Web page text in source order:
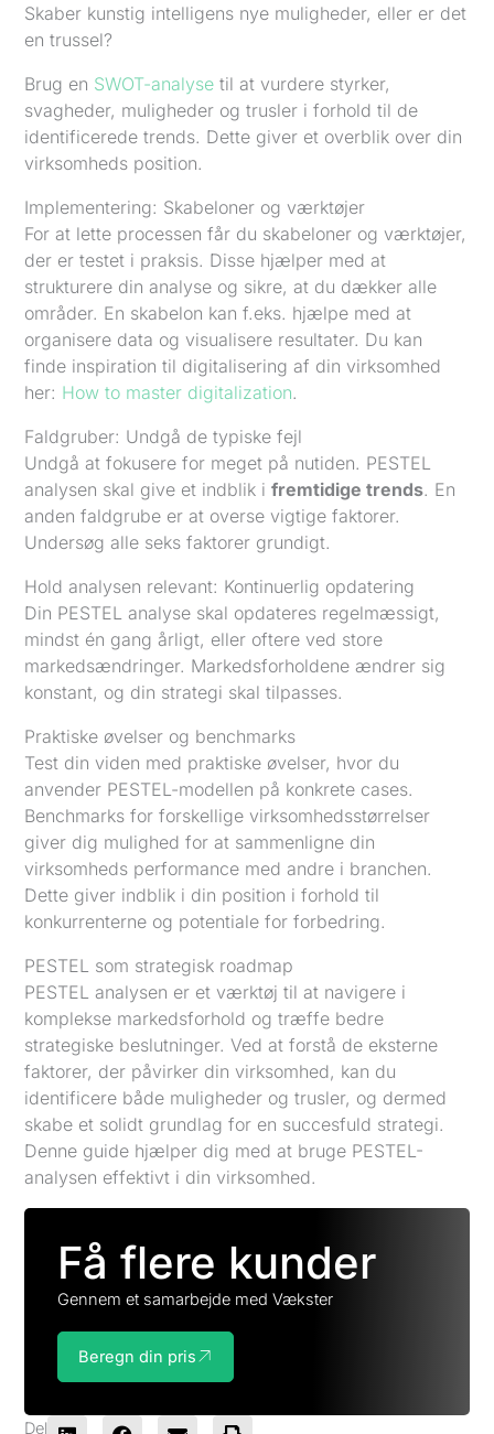
Skaber kunstig intelligens nye muligheder, eller er det
en trussel?
Brug en SWOT-analyse til at vurdere styrker,
svagheder, muligheder og trusler i forhold til de
identificerede trends. Dette giver et overblik over din
virksomheds position.
Implementering: Skabeloner og værktøjer
For at lette processen får du skabeloner og værktøjer,
der er testet i praksis. Disse hjælper med at
strukturere din analyse og sikre, at du dækker alle
områder. En skabelon kan f.eks. hjælpe med at
organisere data og visualisere resultater. Du kan
finde inspiration til digitalisering af din virksomhed
her: How to master digitalization.
Faldgruber: Undgå de typiske fejl
Undgå at fokusere for meget på nutiden. PESTEL
analysen skal give et indblik ifremtidige trends. En
anden faldgrube er at overse vigtige faktorer.
Undersøg alle seks faktorer grundigt.
Hold analysen relevant: Kontinuerlig opdatering
Din PESTEL analyse skal opdateres regelmæssigt,
mindst én gang årligt, eller oftere ved store
markedsændringer. Markedsforholdene ændrer sig
konstant, og din strategi skal tilpasses.
Praktiske øvelser og benchmarks
Test din viden med praktiske øvelser, hvor du
anvender PESTEL-modellen på konkrete cases.
Benchmarks for forskellige virksomhedsstørrelser
giver dig mulighed for at sammenligne din
virksomheds performance med andre i branchen.
Dette giver indblik i din position i forhold til
konkurrenterne og potentiale for forbedring.
PESTEL som strategisk roadmap
PESTEL analysen er et værktøj til at navigere i
komplekse markedsforhold og træffe bedre
strategiske beslutninger. Ved at forstå de eksterne
faktorer, der påvirker din virksomhed, kan du
identificere både muligheder og trusler, og dermed
skabe et solidt grundlag for en succesfuld strategi.
Denne guide hjælper dig med at bruge PESTEL-
analysen effektivt i din virksomhed.
Få flere kunder
Gennem et samarbejde med Vækster
Beregn din pris
Del